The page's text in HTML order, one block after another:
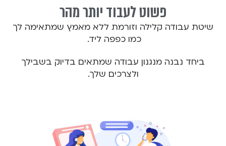
פשוט לעבוד יותר מהר
שיטת עבודה קלילה וזורמת ללא מאמץ שמתאימה לך
כמו כפפה ליד.
ביחד נבנה מנגנון עבודה שמתאים בדיוק בשבילך
ולצרכים שלך.